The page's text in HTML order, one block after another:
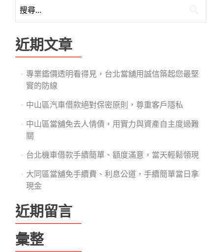
尋
鍵
字:
近期文章
專業鑑價透明看得見，台北當舖用誠信築起您最堅
實的防線
中山區汽車借款絕對保密原則，尊重客戶隱私
中山區當舖免去人情債，用實力與資產自主度過難
關
台北機車借款手續簡單、額度滿意，當天輕鬆領現
大同區當舖免手續費、利息公道，手續簡單當日拿
現金
近期留言
彙整